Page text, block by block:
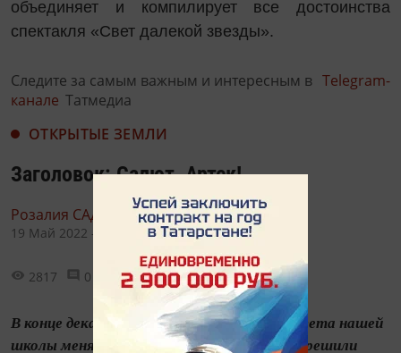
объединяет и компилирует все достоинства
спектакля «Свет далекой звезды».
Следите за самым важным и интересным в Telegram-
канале Татмедиа
ОТКРЫТЫЕ ЗЕМЛИ
Заголовок: Салют, Артек!
Розалия САДЫКОВА,
19 Май 2022 - 09:36
2817 0 3
В конце декабря 1960 года решением педсовета нашей
школы меня как отличницу и активистку решили